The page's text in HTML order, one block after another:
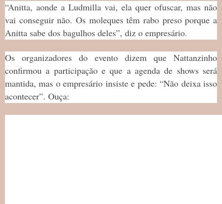
“Anitta, aonde a Ludmilla vai, ela quer ofuscar, mas não
vai conseguir não. Os moleques têm rabo preso porque a
Anitta sabe dos bagulhos deles”, diz o empresário.
Os organizadores do evento dizem que Nattanzinho
confirmou a participação e que a agenda de shows será
mantida, mas o empresário insiste e pede: “Não deixa isso
acontecer”. Ouça: